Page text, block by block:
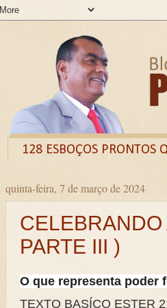
128 ESBOÇOS PRONTOS
Odysee
Livro
CURSO DE FORMAÇÃO
LIVRETO: TÍTULO - O
Guia prático: Como
O QUE A BÍBLIA DIZ
quinta-feira, 7 de março de 2024
PARTE III )
O que representa poder
TEXTO BASÍCO ESTER